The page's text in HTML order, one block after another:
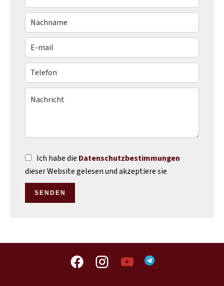
Ich habe die Datenschutzbestimmungen
dieser Website gelesen und akzeptiere sie
SENDEN